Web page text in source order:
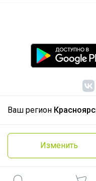
Ваш регион
Изменить
© ООО "Лявита",
Политика